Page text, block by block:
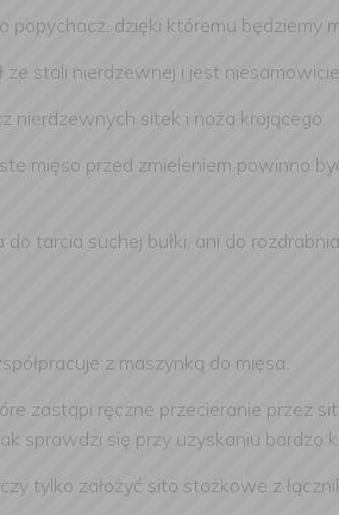
dzięki któremu będziemy
stali nierdzewnej i jest
nierdzewnych sitek i noża krojącego.
mięso przed zmieleniem powinno
tarcia suchej bułki, ani do
z maszynką do mięsa.
zastąpi ręczne przecieranie
sprawdzi się przy uzyskaniu
tylko założyć sito stożkowe z